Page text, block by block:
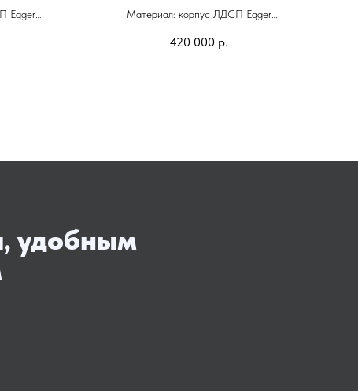
Egger
Материал: корпус ЛДСП Egger
Фурнитура: Blum
420 000 р.
удобным